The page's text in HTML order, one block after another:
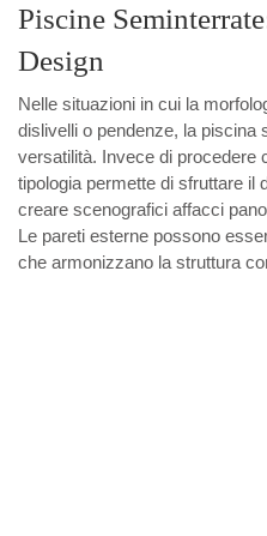
Piscine
Design
Nelle situazioni in cui la
dislivelli o pendenze, la piscina
versatilità. Invece di procedere
tipologia permette di sfruttare il
creare scenografici affacci
Le pareti esterne possono
che armonizzano la struttura